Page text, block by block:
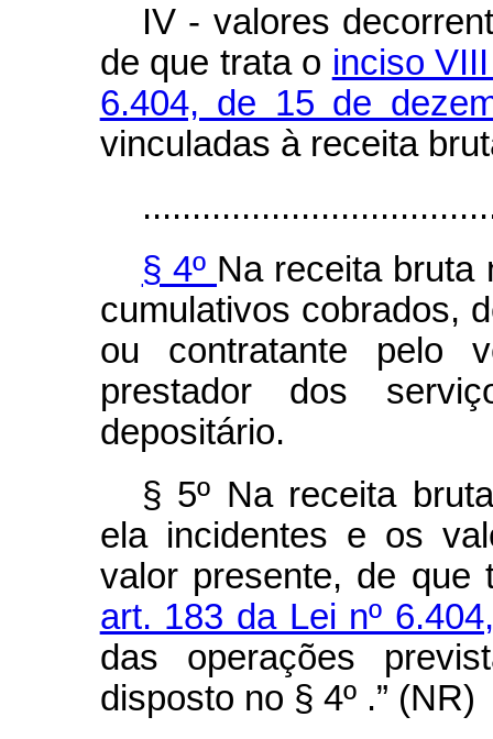
IV - valores
de que trata o inciso
6.404, de 15 de
vinculadas à receita
§ 4º Na receita bruta
cumulativos cobrados,
ou contratante pelo
prestador dos
depositário.
§ 5º Na receita
ela incidentes e os
valor presente, de
art. 183 da Lei nº
das operações
disposto no § 4º .” (NR)